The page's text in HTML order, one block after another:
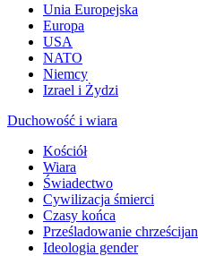
Unia Europejska
Europa
USA
NATO
Niemcy
Izrael i Żydzi
Duchowość i wiara
Kościół
Wiara
Świadectwo
Cywilizacja śmierci
Czasy końca
Prześladowanie chrześcijan
Ideologia gender